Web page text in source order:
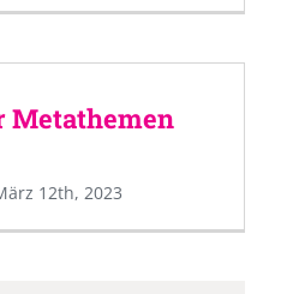
Metathemen
12th, 2023